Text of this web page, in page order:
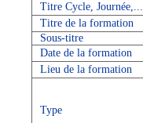
Titre Cycle, Journée,...
Titre de la formation
Sous-titre
Date de la formation
Lieu de la formation
Type